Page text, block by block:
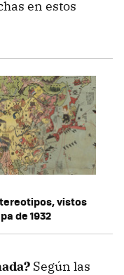
en estos
vistos
de 1932
Según las